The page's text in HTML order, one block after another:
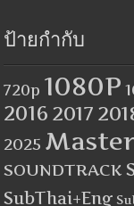
ป้ายกำกับ
720p 1080P
2016 2017
2025 Master
SOUNDTRACK
SubThai+Eng